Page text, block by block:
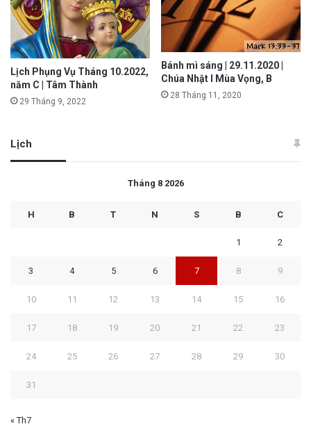
Lịch Phụng Vụ Tháng 10.2022,
năm C | Tâm Thành
29 Tháng 9, 2022
Bánh mì sáng | 29.11.2020 |
Chúa Nhật I Mùa Vọng, B
28 Tháng 11, 2020
Lịch
Tháng 8 2026
H B T N S B C
1 2
3 4 5 6 7 8 9
10 11 12 13 14 15 16
17 18 19 20 21 22 23
24 25 26 27 28 29 30
31
« Th7